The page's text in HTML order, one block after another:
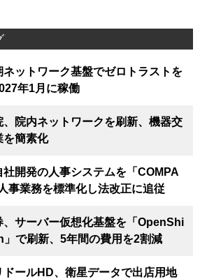
ットワーク基盤でゼロトラストを
年1月に稼働
、院内ネットワークを刷新、機器交
を簡素化
社開発の人事システムを「COMPA
事業務を標準化し法改正に追従
サーバー仮想化基盤を「OpenShi
で刷新、5年間の費用を2割減
ドールHD、衛星データで出店用地